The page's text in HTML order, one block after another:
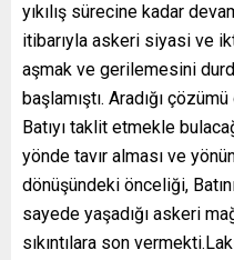
yıkılış sürecine kadar
itibarıyla askeri siyasi ve
aşmak ve gerilemesini
başlamıştı. Aradığı
Batıyı taklit etmekle
yönde tavır alması ve
dönüşündeki önceliği,
sayede yaşadığı askeri
sıkıntılara son